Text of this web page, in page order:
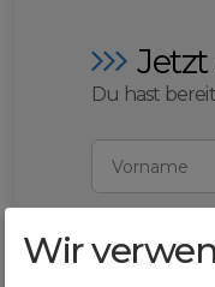
Du hast
Vorname
E-Mail
Wir